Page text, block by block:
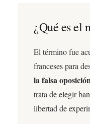
¿Qué es el
El término fue
franceses para
la falsa
trata de elegir
libertad de